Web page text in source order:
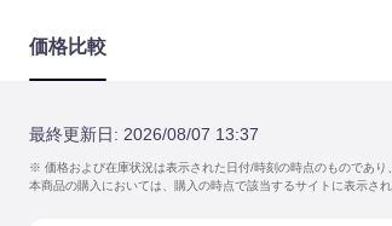
価格比較
最終更新日: 2026/08/07 13:37
※ 価格および在庫状況は表示された日付/時刻の時点のものであり
本商品の購入においては、購入の時点で該当するサイトに表示さ